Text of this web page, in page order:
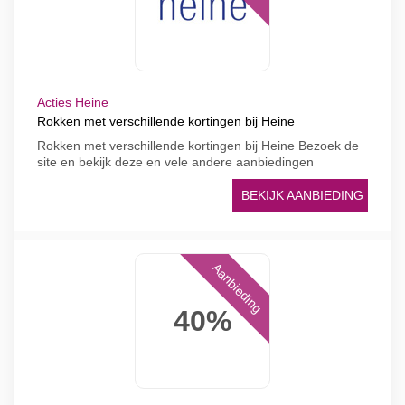
Acties Heine
Rokken met verschillende kortingen bij Heine
Rokken met verschillende kortingen bij Heine Bezoek de
site en bekijk deze en vele andere aanbiedingen
BEKIJK AANBIEDING
40%
Aanbieding